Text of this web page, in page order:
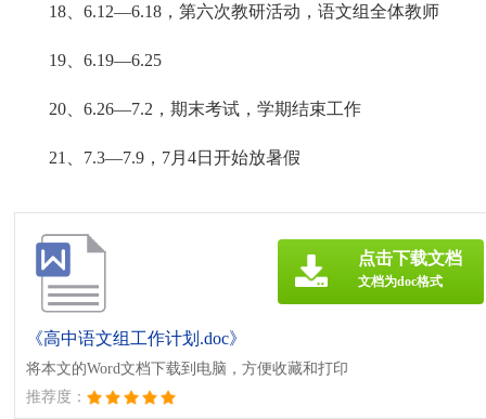
18、6.12—6.18，第六次教研活动，语文组全体教师
19、6.19—6.25
20、6.26—7.2，期末考试，学期结束工作
21、7.3—7.9，7月4日开始放暑假
《高中语文组工作计划.doc》
将本文的Word文档下载到电脑，方便收藏和打印
推荐度：
点击下载文档
文档为doc格式